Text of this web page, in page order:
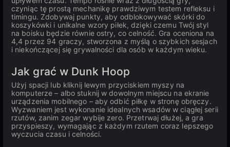
czyniąc tę prostą mechanikę prawdziwym testem refleksu i
timingu. Zdobywaj punkty, aby odblokowywać skórki do
koszykówki i unikalne wzory piłek, dzięki czemu Twój styl
na boisku będzie równie ostry, co celność. Gra oceniona na
4,4 przez 94 graczy, stworzona z myślą o szybkich sesjach
i niekończącej się grywalności dla osób w każdym wieku.
Jak grać w Dunk Hoop
Użyj spacji lub kliknij lewym przyciskiem myszy na
komputerze – albo stuknij w dowolnym miejscu na ekranie
urządzenia mobilnego – aby odbić piłkę w stronę obręczy.
Wyzwaniem jest wykonanie idealnych wsadów w ciągłej serii
rzutów, zanim zegar wybije zero. Przetrwaj dłużej, a gra
przyspieszy, wymagając z każdym rzutem coraz lepszego
wyczucia czasu i celności.